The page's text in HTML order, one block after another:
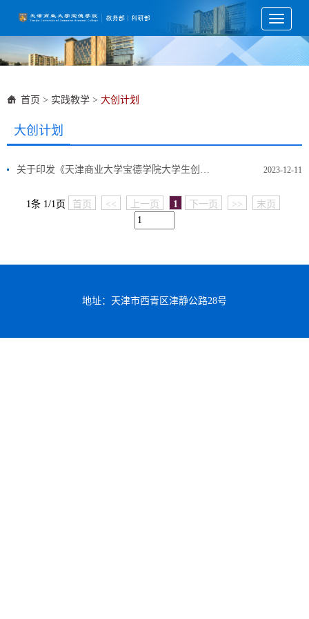
Toggle
首页 > 实践教学 > 大创计划
大创计划
2023-12-11
1条 1/1页 首页 << 上一页 1 下一页 >> 末页
地址：天津市西青区津静公路28号